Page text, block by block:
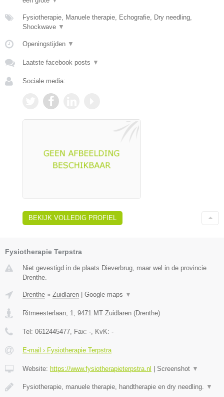
Fysiotherapie, Manuele therapie, Echografie, Dry needling,
Shockwave ▼
Openingstijden ▼
Laatste facebook posts ▼
Sociale media:
BEKIJK VOLLEDIG PROFIEL
Fysiotherapie Terpstra
Niet gevestigd in de plaats Dieverbrug, maar wel in de provincie
Drenthe.
Drenthe » Zuidlaren | Google maps ▼
Ritmeesterlaan, 1 9471 MT Zuidlaren (Drenthe)
Tel: 0612445477 , Fax: - , KvK: -
E-mail › Fysiotherapie Terpstra
Website: https://www.fysiotherapieterpstra.nl | Screenshot ▼
Fysiotherapie, manuele therapie, handtherapie en dry needling. ▼